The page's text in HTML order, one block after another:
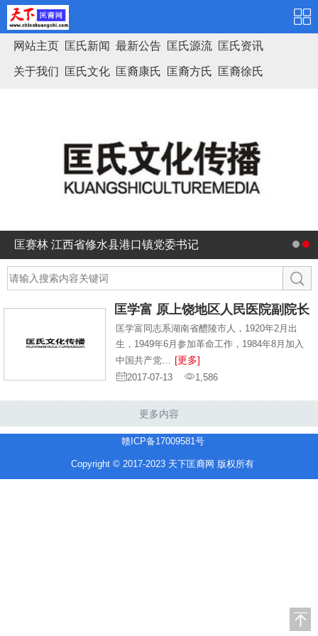
网站主页 匡氏新闻 最新公告 匡氏源流 匡氏资讯
关于我们 匡氏文化 匡裔康氏 匡裔方氏 匡裔徐氏
匡赛林 江西省修水县港口镇党委书记
匡学富 原上饶地区人民医院副院长
匡学富同志系湖南省醴陵市人，1920年2月出
生，1949年6月参加革命工作，1984年8月加入
中国共产党…
[更多]
2017-07-13 1,586
更多内容
赣ICP备17009581号
Copyright © 2017-2023 天下匡裔网 版权所有